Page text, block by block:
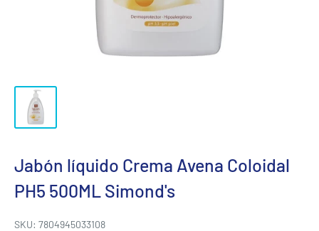
Jabón líquido Crema Avena Coloidal
PH5 500ML Simond's
SKU: 7804945033108